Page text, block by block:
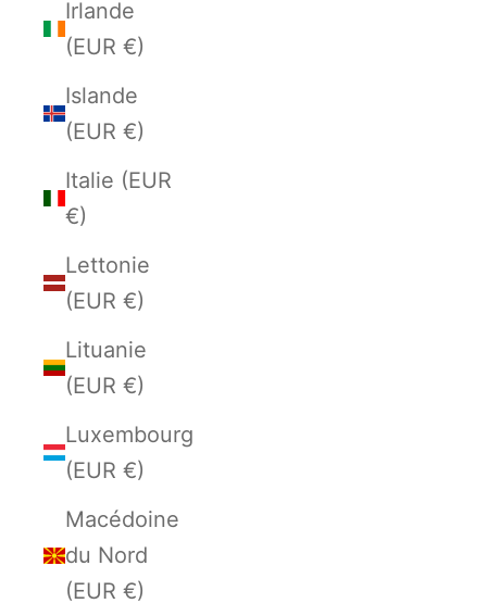
Irlande
(EUR €)
Islande
(EUR €)
Italie (EUR
€)
Lettonie
(EUR €)
Lituanie
(EUR €)
Luxembourg
(EUR €)
Macédoine
du Nord
(EUR €)